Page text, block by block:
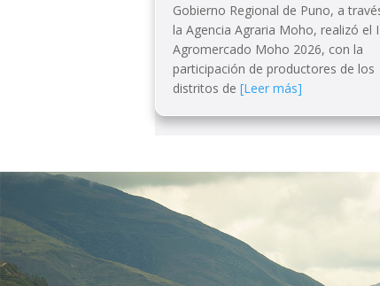
Gobierno Regional de Puno, a
la Agencia Agraria Moho, realizó el I
Agromercado Moho 2026, con la
participación de productores de los
distritos de[Leer más]